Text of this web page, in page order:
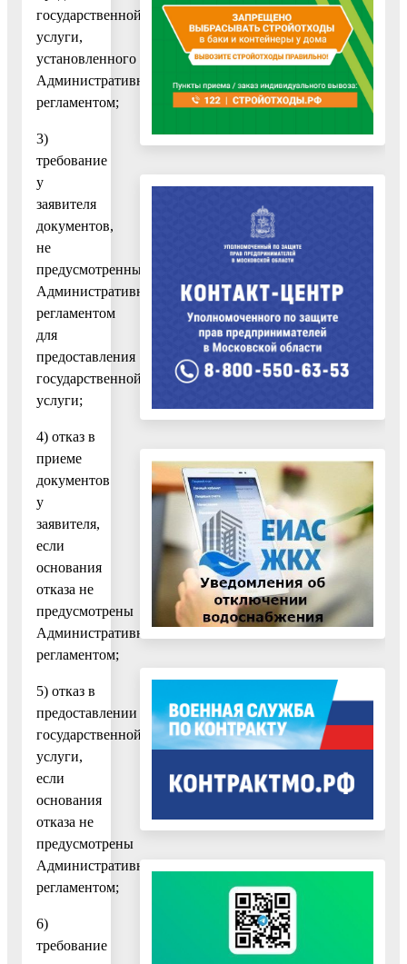
государственной
услуги,
установленного
Административным
регламентом;
3)
требование
у
заявителя
документов,
не
предусмотренных
Административным
регламентом
для
предоставления
государственной
услуги;
4) отказ в
приеме
документов
у
заявителя,
если
основания
отказа не
предусмотрены
Административным
регламентом;
5) отказ в
предоставлении
государственной
услуги,
если
основания
отказа не
предусмотрены
Административным
регламентом;
6)
требование